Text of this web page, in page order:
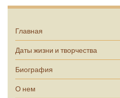
Главная
Даты жизни и творчества
Биография
О нем